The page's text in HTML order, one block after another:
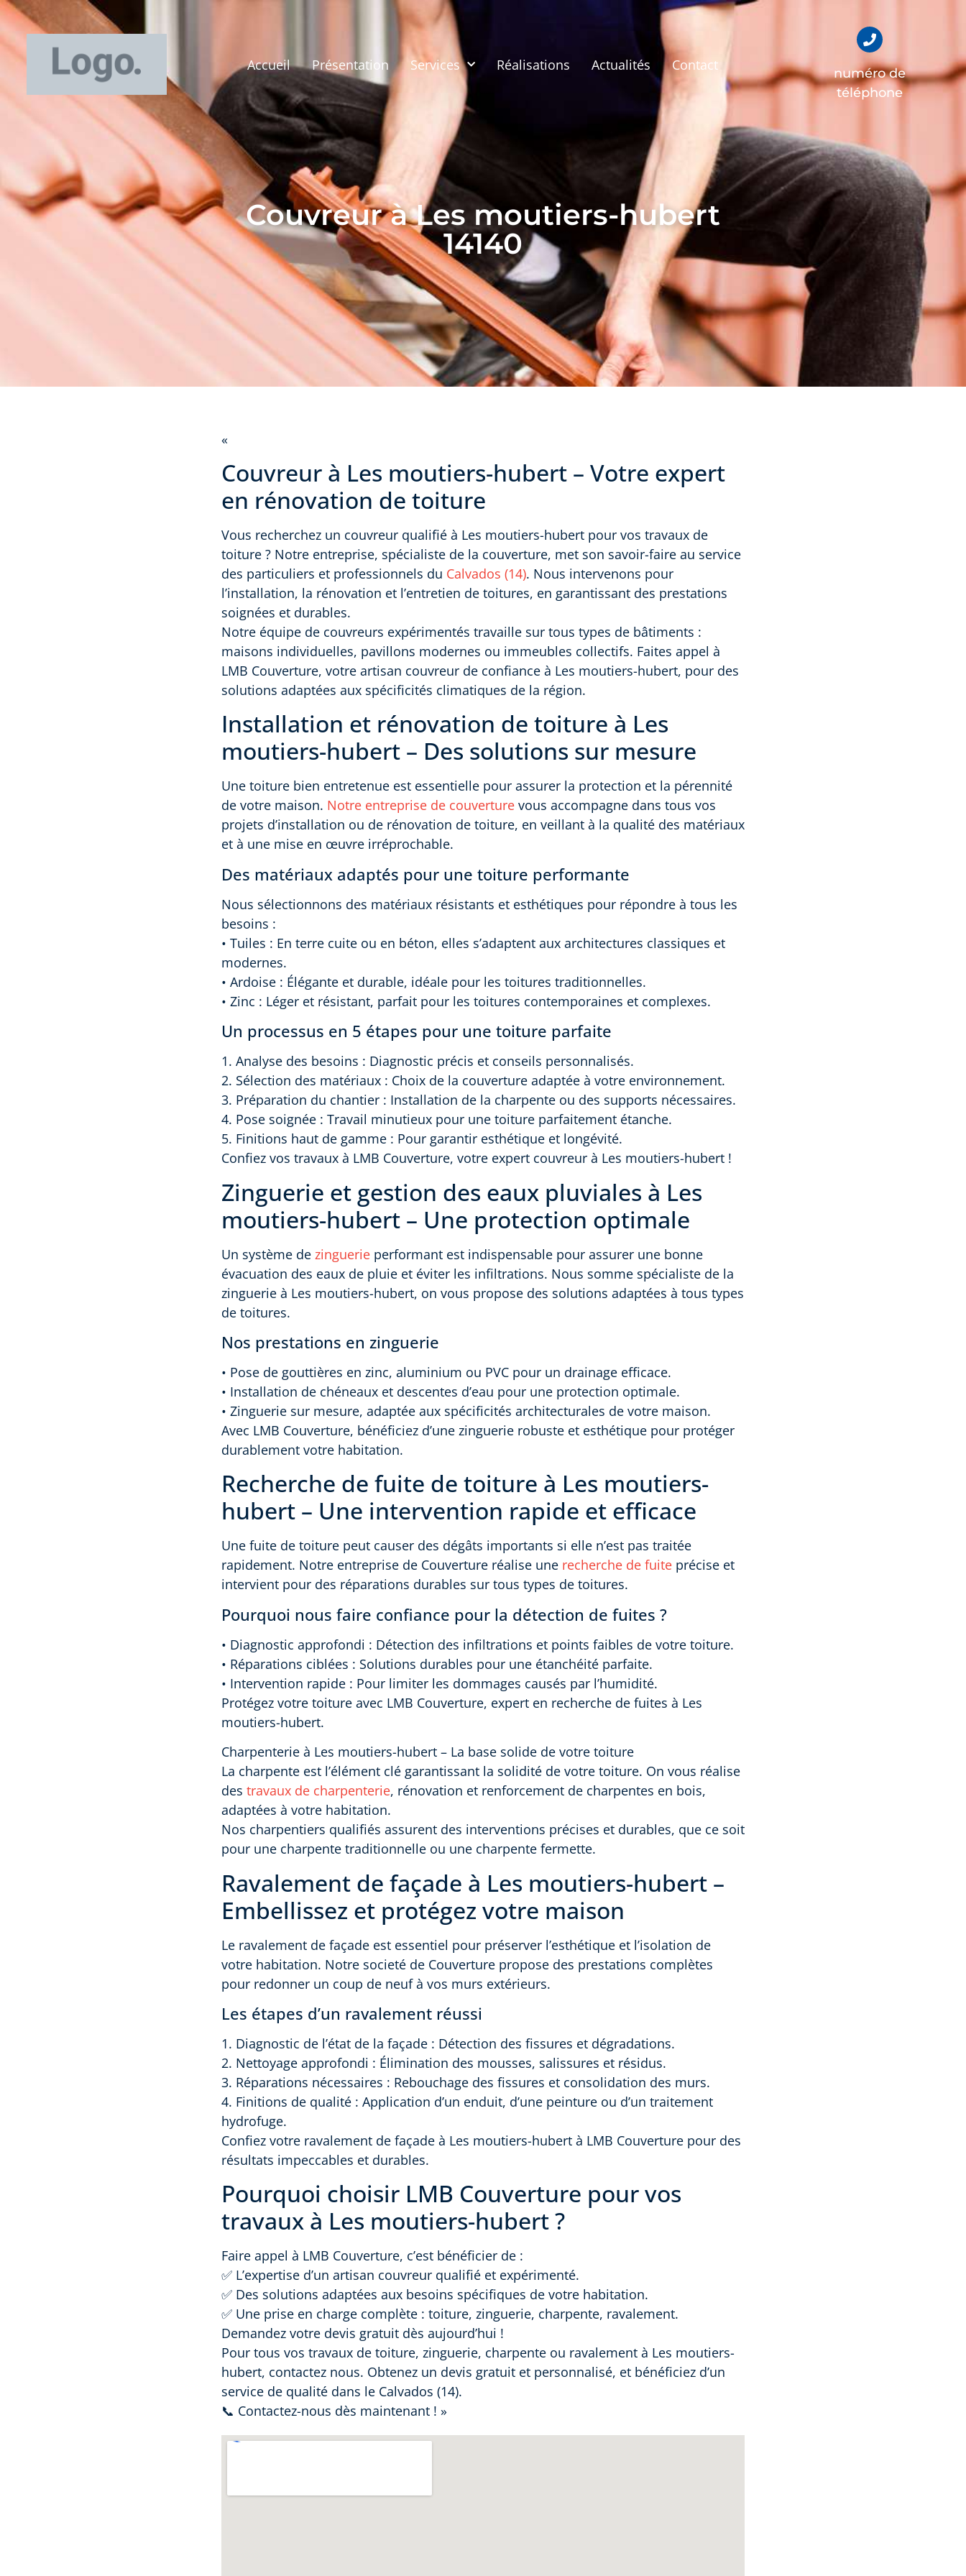
Accueil Présentation Services Réalisations Actualités Contact
numéro de
téléphone
Couvreur à Les moutiers-hubert
14140
«
Couvreur à Les moutiers-hubert – Votre expert
en rénovation de toiture
Vous recherchez un couvreur qualifié à Les moutiers-hubert pour vos travaux de
toiture ? Notre entreprise, spécialiste de la couverture, met son savoir-faire au service
des particuliers et professionnels du Calvados (14). Nous intervenons pour
l’installation, la rénovation et l’entretien de toitures, en garantissant des prestations
soignées et durables.
Notre équipe de couvreurs expérimentés travaille sur tous types de bâtiments :
maisons individuelles, pavillons modernes ou immeubles collectifs. Faites appel à
LMB Couverture, votre artisan couvreur de confiance à Les moutiers-hubert, pour des
solutions adaptées aux spécificités climatiques de la région.
Installation et rénovation de toiture à Les
moutiers-hubert – Des solutions sur mesure
Une toiture bien entretenue est essentielle pour assurer la protection et la pérennité
de votre maison. Notre entreprise de couverture vous accompagne dans tous vos
projets d’installation ou de rénovation de toiture, en veillant à la qualité des matériaux
et à une mise en œuvre irréprochable.
Des matériaux adaptés pour une toiture performante
Nous sélectionnons des matériaux résistants et esthétiques pour répondre à tous les
besoins :
• Tuiles : En terre cuite ou en béton, elles s’adaptent aux architectures classiques et
modernes.
• Ardoise : Élégante et durable, idéale pour les toitures traditionnelles.
• Zinc : Léger et résistant, parfait pour les toitures contemporaines et complexes.
Un processus en 5 étapes pour une toiture parfaite
1. Analyse des besoins : Diagnostic précis et conseils personnalisés.
2. Sélection des matériaux : Choix de la couverture adaptée à votre environnement.
3. Préparation du chantier : Installation de la charpente ou des supports nécessaires.
4. Pose soignée : Travail minutieux pour une toiture parfaitement étanche.
5. Finitions haut de gamme : Pour garantir esthétique et longévité.
Confiez vos travaux à LMB Couverture, votre expert couvreur à Les moutiers-hubert !
Zinguerie et gestion des eaux pluviales à Les
moutiers-hubert – Une protection optimale
Un système de zinguerie performant est indispensable pour assurer une bonne
évacuation des eaux de pluie et éviter les infiltrations. Nous somme spécialiste de la
zinguerie à Les moutiers-hubert, on vous propose des solutions adaptées à tous types
de toitures.
Nos prestations en zinguerie
• Pose de gouttières en zinc, aluminium ou PVC pour un drainage efficace.
• Installation de chéneaux et descentes d’eau pour une protection optimale.
• Zinguerie sur mesure, adaptée aux spécificités architecturales de votre maison.
Avec LMB Couverture, bénéficiez d’une zinguerie robuste et esthétique pour protéger
durablement votre habitation.
Recherche de fuite de toiture à Les moutiers-
hubert – Une intervention rapide et efficace
Une fuite de toiture peut causer des dégâts importants si elle n’est pas traitée
rapidement. Notre entreprise de Couverture réalise une recherche de fuite précise et
intervient pour des réparations durables sur tous types de toitures.
Pourquoi nous faire confiance pour la détection de fuites ?
• Diagnostic approfondi : Détection des infiltrations et points faibles de votre toiture.
• Réparations ciblées : Solutions durables pour une étanchéité parfaite.
• Intervention rapide : Pour limiter les dommages causés par l’humidité.
Protégez votre toiture avec LMB Couverture, expert en recherche de fuites à Les
moutiers-hubert.
Charpenterie à Les moutiers-hubert – La base solide de votre toiture
La charpente est l’élément clé garantissant la solidité de votre toiture. On vous réalise
des travaux de charpenterie, rénovation et renforcement de charpentes en bois,
adaptées à votre habitation.
Nos charpentiers qualifiés assurent des interventions précises et durables, que ce soit
pour une charpente traditionnelle ou une charpente fermette.
Ravalement de façade à Les moutiers-hubert –
Embellissez et protégez votre maison
Le ravalement de façade est essentiel pour préserver l’esthétique et l’isolation de
votre habitation. Notre societé de Couverture propose des prestations complètes
pour redonner un coup de neuf à vos murs extérieurs.
Les étapes d’un ravalement réussi
1. Diagnostic de l’état de la façade : Détection des fissures et dégradations.
2. Nettoyage approfondi : Élimination des mousses, salissures et résidus.
3. Réparations nécessaires : Rebouchage des fissures et consolidation des murs.
4. Finitions de qualité : Application d’un enduit, d’une peinture ou d’un traitement
hydrofuge.
Confiez votre ravalement de façade à Les moutiers-hubert à LMB Couverture pour des
résultats impeccables et durables.
Pourquoi choisir LMB Couverture pour vos
travaux à Les moutiers-hubert ?
Faire appel à LMB Couverture, c’est bénéficier de :
✅ L’expertise d’un artisan couvreur qualifié et expérimenté.
✅ Des solutions adaptées aux besoins spécifiques de votre habitation.
✅ Une prise en charge complète : toiture, zinguerie, charpente, ravalement.
Demandez votre devis gratuit dès aujourd’hui !
Pour tous vos travaux de toiture, zinguerie, charpente ou ravalement à Les moutiers-
hubert, contactez nous. Obtenez un devis gratuit et personnalisé, et bénéficiez d’un
service de qualité dans le Calvados (14).
📞 Contactez-nous dès maintenant ! »